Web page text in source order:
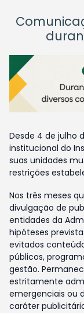
Desde 4 de julho
institucional do
suas unidades
restrições
Nos três meses
divulgação de
entidades da
hipóteses
evitados
públicos,
gestão.
estritamente
emergenciais ou
caráter